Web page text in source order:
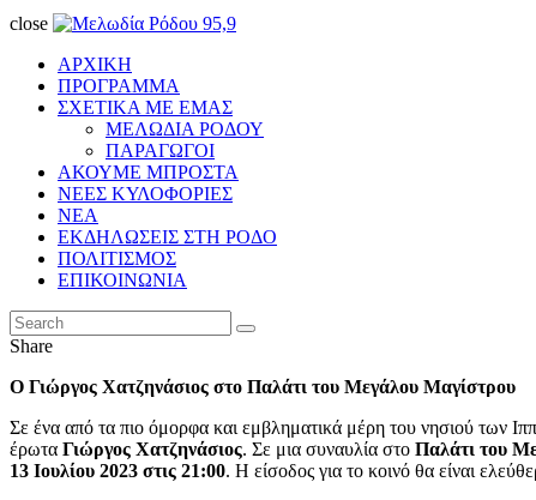
close
ΑΡΧΙΚΗ
ΠΡΟΓΡΑΜΜΑ
ΣΧΕΤΙΚΑ ΜΕ ΕΜΑΣ
ΜΕΛΩΔΙΑ ΡΟΔΟΥ
ΠΑΡΑΓΩΓΟΙ
ΑΚΟΥΜΕ ΜΠΡΟΣΤΑ
ΝΕΕΣ ΚΥΛΟΦΟΡΙΕΣ
ΝΕΑ
ΕΚΔΗΛΩΣΕΙΣ ΣΤΗ ΡΟΔΟ
ΠΟΛΙΤΙΣΜΟΣ
ΕΠΙΚΟΙΝΩΝΙΑ
Share
Ο Γιώργος Χατζηνάσιος στο Παλάτι του Μεγάλου Μαγίστρου
Σε ένα από τα πιο όμορφα και εμβληματικά μέρη του νησιού των
έρωτα Γιώργος Χατζηνάσιος. Σε μια συναυλία στο Παλάτι του
13 Ιουλίου 2023 στις 21:00. Η είσοδος για το κοινό θα είναι